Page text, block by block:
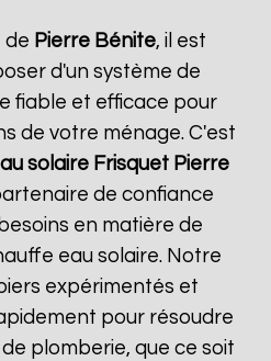
de Pierre Bénite, il est
d'un système de
fiable et efficace pour
de votre ménage. C'est
solaire Frisquet Pierre
de confiance
en matière de
eau solaire. Notre
expérimentés et
pour résoudre
plomberie, que ce soit